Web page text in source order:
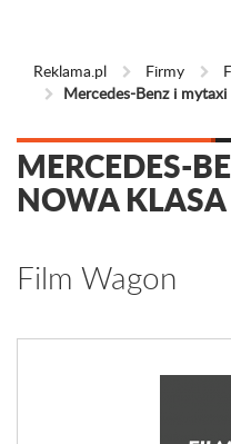
Reklama.pl Firmy
Mercedes-Benz i
MERCEDES-
NOWA KLASA
Film Wagon